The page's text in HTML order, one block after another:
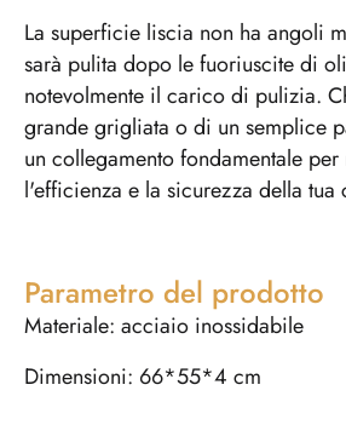
La superficie liscia non ha angoli
sarà pulita dopo le fuoriuscite di
notevolmente il carico di pulizia.
grande grigliata o di un semplice
un collegamento fondamentale
l'efficienza e la sicurezza della tua
Parametro del prodotto
Materiale: acciaio inossidabile
Dimensioni: 66*55*4 cm